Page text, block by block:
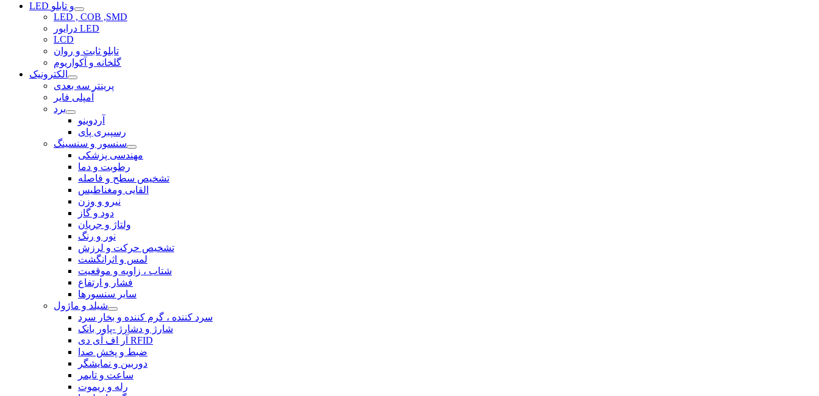
LED و تابلو
LED , COB ,SMD
درایور LED
LCD
تابلو ثابت و روان
گلخانه و آکواریوم
الکترونیک
پرینتر سه بعدی
آمپلی فایر
برد
آردوینو
رسپبری پای
سنسور و سنسینگ
مهندسی پزشکی
رطوبت و دما
تشخیص سطح و فاصله
القایی ومغناطیس
نیرو و وزن
دود و گاز
ولتاژ و جریان
نور و رنگ
تشخیص حرکت و لرزش
لمس و اثرانگشت
شتاب ، زاویه و موقعیت
فشار و ارتفاع
سایر سنسورها
شیلد و ماژول
سرد کننده ، گرم کننده و بخار سرد
شارژ و دشارژ -پاور بانک
آر اف آی دی RFID
ضبط و پخش صدا
دوربین و نمایشگر
ساعت و تایمر
رله و ریموت